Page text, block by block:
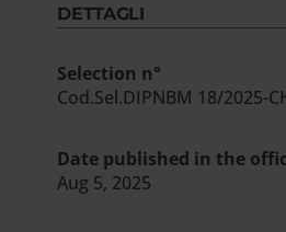
DETTAGLI
Selection n°
Cod.Sel.DIPNBM 18/2025-
Date published in the
Aug 5, 2025